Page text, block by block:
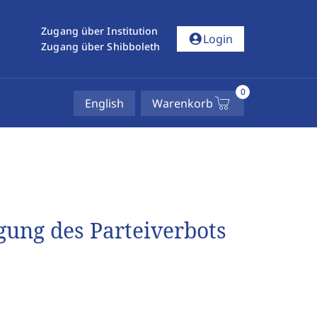
Zugang über Institution
Zugang über Shibboleth
account_circleLogin
English Warenkorb
0
des Parteiverbots